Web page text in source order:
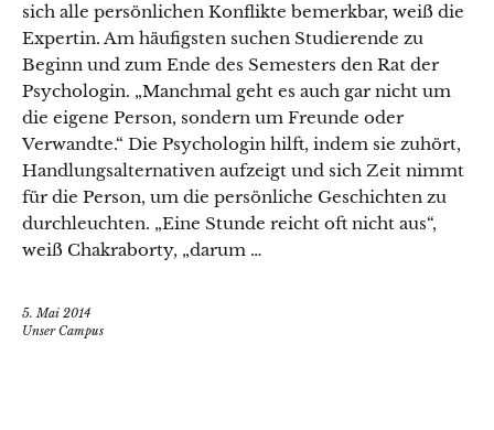
sich alle persönlichen Konflikte bemerkbar, weiß die
Expertin. Am häufigsten suchen Studierende zu
Beginn und zum Ende des Semesters den Rat der
Psychologin. „Manchmal geht es auch gar nicht um
die eigene Person, sondern um Freunde oder
Verwandte.“ Die Psychologin hilft, indem sie zuhört,
Handlungsalternativen aufzeigt und sich Zeit nimmt
für die Person, um die persönliche Geschichten zu
durchleuchten. „Eine Stunde reicht oft nicht aus“,
weiß Chakraborty, „darum …
5. Mai 2014
Unser Campus